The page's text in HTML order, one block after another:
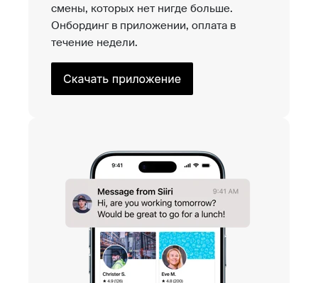
смены, которых нет нигде больше.
Онбординг в приложении, оплата в
течение недели.